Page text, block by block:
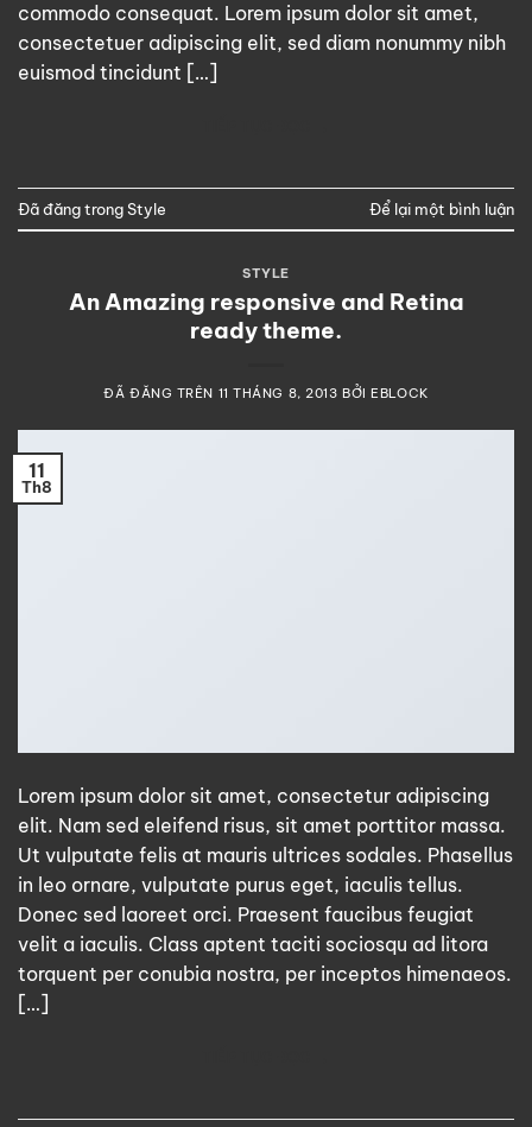
commodo consequat. Lorem ipsum dolor sit amet,
consectetuer adipiscing elit, sed diam nonummy nibh
euismod tincidunt […]
Đã đăng trongStyle Để lại một bình luận
STYLE
An Amazing responsive and Retina
ready theme.
ĐÃ ĐĂNG TRÊN 11 THÁNG 8, 2013 BỞIEBLOCK
11
Th8
Lorem ipsum dolor sit amet, consectetur adipiscing
elit. Nam sed eleifend risus, sit amet porttitor massa.
Ut vulputate felis at mauris ultrices sodales. Phasellus
in leo ornare, vulputate purus eget, iaculis tellus.
Donec sed laoreet orci. Praesent faucibus feugiat
velit a iaculis. Class aptent taciti sociosqu ad litora
torquent per conubia nostra, per inceptos himenaeos.
[…]